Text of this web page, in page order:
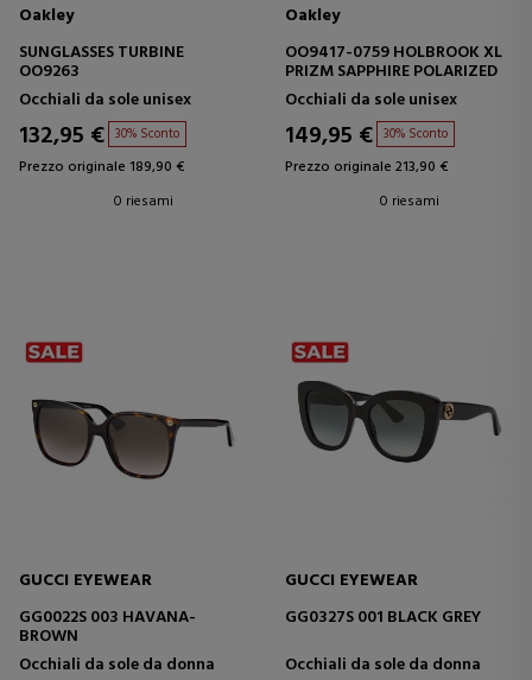
Oakley
SUNGLASSES TURBINE
OO9263
Occhiali da sole unisex
132,95 € 30% Sconto
Prezzo originale 189,90 €
0 riesami
Oakley
OO9417-0759 HOLBROOK XL
PRIZM SAPPHIRE POLARIZED
Occhiali da sole unisex
149,95 € 30% Sconto
Prezzo originale 213,90 €
0 riesami
GUCCI EYEWEAR
GG0022S 003 HAVANA-
BROWN
Occhiali da sole da donna
GUCCI EYEWEAR
GG0327S 001 BLACK GREY
Occhiali da sole da donna